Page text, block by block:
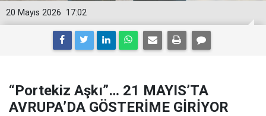
17:02
20 Mayıs 2026
​​​​​​​“Portekiz Aşkı”… 21 MAYIS’TA
AVRUPA’DA GÖSTERİME GİRİYOR